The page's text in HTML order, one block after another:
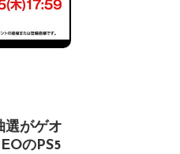
選がゲオ
のPS5